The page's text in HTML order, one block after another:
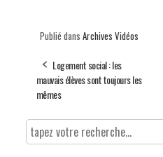
Publié dans Archives Vidéos
Logement social : les
mauvais élèves sont toujours les
mêmes